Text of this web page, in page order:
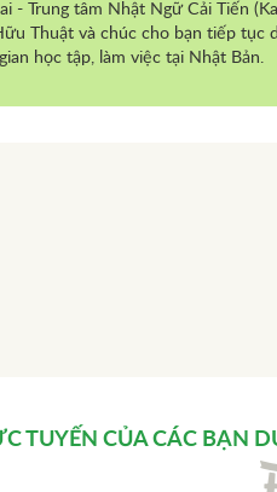
- Trung tâm Nhật Ngữ Cải Tiến
Thuật và chúc cho bạn tiếp tục
học tập, làm việc tại Nhật Bản.
TUYẾN CỦA CÁC BẠN